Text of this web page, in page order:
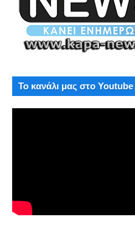
Το κανάλι μας στο Youtube